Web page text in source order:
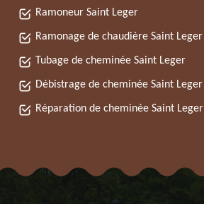
Ramoneur Saint Leger
Ramonage de chaudière Saint Leger
Tubage de cheminée Saint Leger
Débistrage de cheminée Saint Leger
Réparation de cheminée Saint Leger